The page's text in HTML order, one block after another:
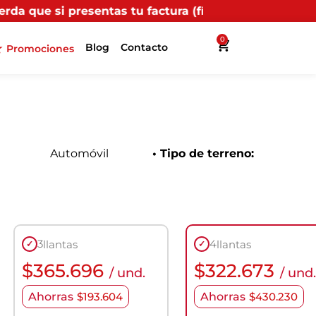
tu factura (física o digital) en uno de nuestros
Promociones Blog Contacto
0
✓ 3llantas
$365.696 / und.
Ahorras $193.604
✓ 4llantas
$322.673 / und.
Ahorras $430.230
Automóvil • Tipo de terreno: